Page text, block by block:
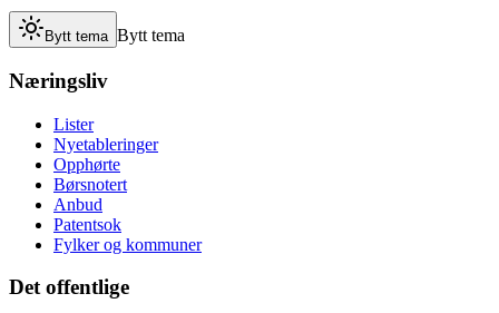
Bytt tema Bytt tema
Næringsliv
Lister
Nyetableringer
Opphørte
Børsnotert
Anbud
Patentsok
Fylker og kommuner
Det offentlige